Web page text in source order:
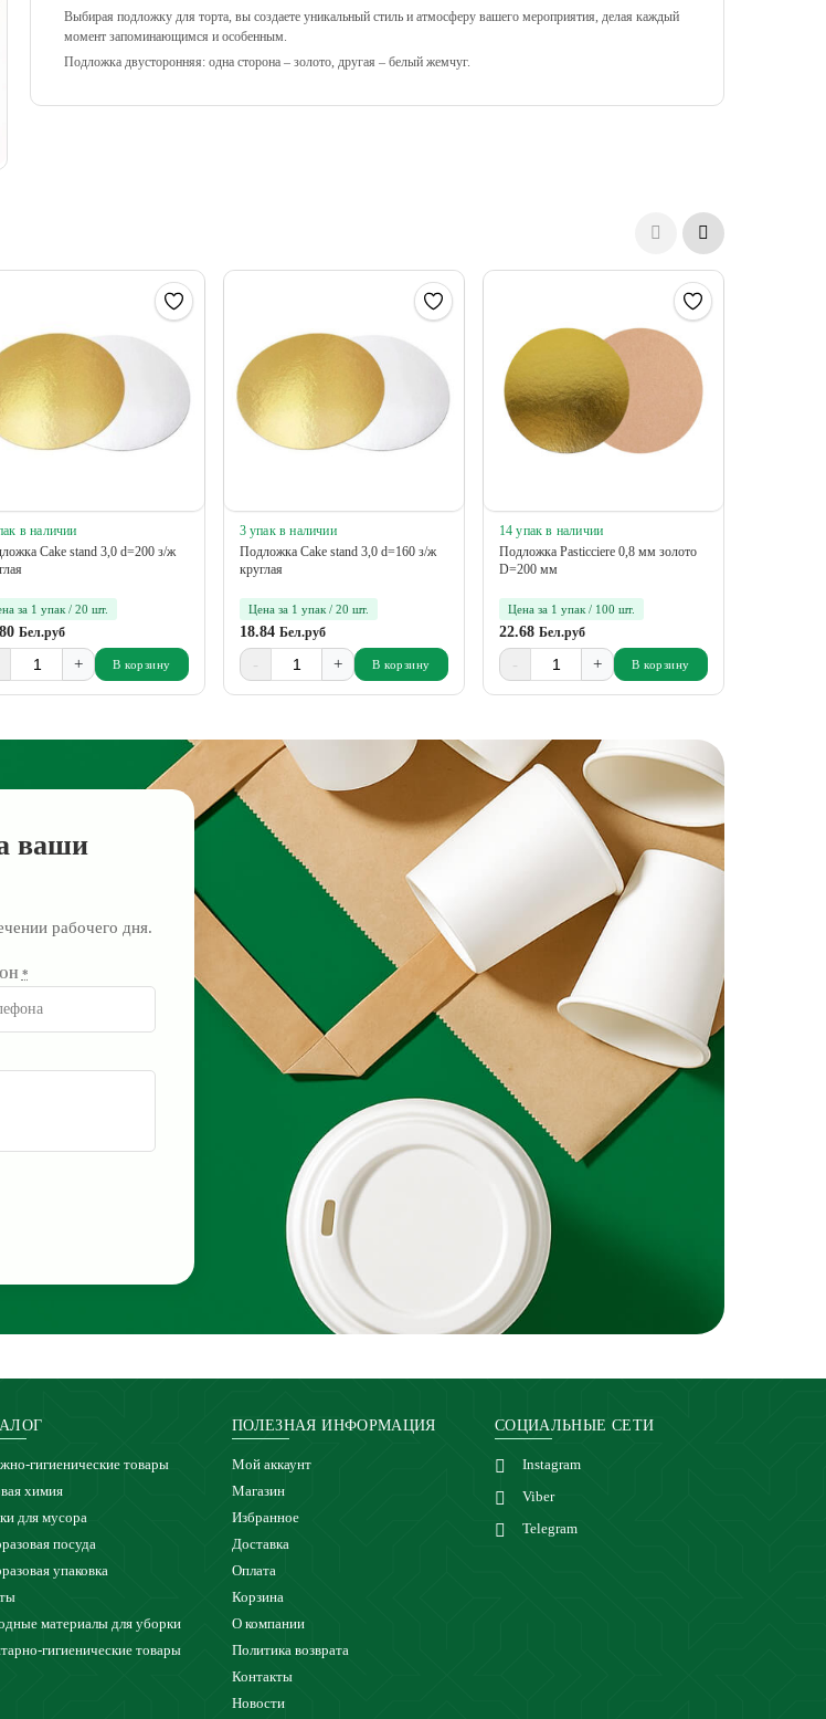
Выбирая подложку для торта, вы создаете уникальный стиль и атмосферу вашего мероприятия, делая каждый
момент запоминающимся и особенным.
Подложка двусторонняя: одна сторона – золото, другая – белый жемчуг.
в наличии
Cake stand 3,0 d=200 з/ж
за 1 упак / 20 шт.
Бел.руб
+ В корзину
3 упак в наличии
Подложка Cake stand 3,0 d=160 з/ж
круглая
Цена за 1 упак / 20 шт.
18.84 Бел.руб
- + В корзину
14 упак в наличии
Подложка Pasticciere 0,8 мм золото
D=200 мм
Цена за 1 упак / 100 шт.
22.68 Бел.руб
- + В корзину
ваши
рабочего дня.
*
гигиенические товары
химия
для мусора
посуда
упаковка
материалы для уборки
гигиенические товары
ПОЛЕЗНАЯ ИНФОРМАЦИЯ
Мой аккаунт
Магазин
Избранное
Доставка
Оплата
Корзина
О компании
Политика возврата
Контакты
Новости
СОЦИАЛЬНЫЕ СЕТИ
Instagram
Viber
Telegram